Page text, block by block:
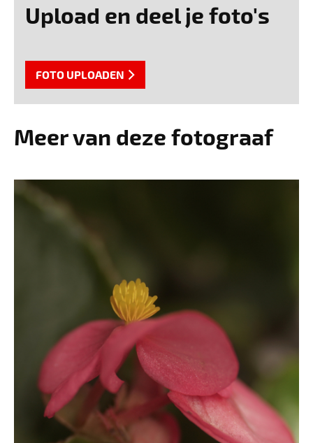
Upload en deel je foto's
FOTO UPLOADEN
Meer van deze fotograaf